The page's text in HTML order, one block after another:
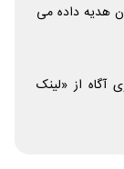
بیشترین امتیاز 28 میلیون هدیه داده می
آگاه از «لینک